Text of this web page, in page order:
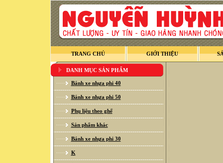
TRANG CHỦ GIỚI THIỆU
DANH MỤC SẢN PHẨM
Bánh xe nhựa phi 40
Bánh xe nhựa phi 50
Phụ liệu theo ghế
Sản phẩm khác
Bánh xe nhựa phi 30
K